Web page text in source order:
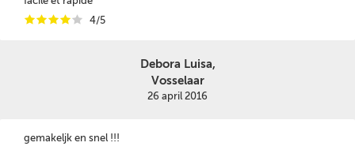
iiiii 4/5
Debora Luisa,
Vosselaar
26 april 2016
gemakeljk en snel !!!